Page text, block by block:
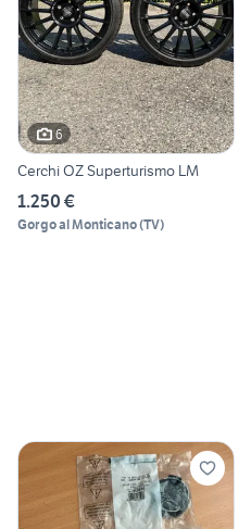
6
Cerchi OZ Superturismo LM
1.250 €
Gorgo al Monticano(TV)